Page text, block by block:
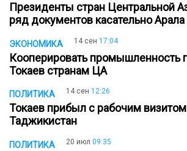
Президенты стран Центральной
ряд документов касательно Арала
ЭКОНОМИКА 14 сен 17:04
Кооперировать промышленность
Токаев странам ЦА
ПОЛИТИКА 14 сен 12:26
Токаев прибыл с рабочим
Таджикистан
ПОЛИТИКА 20 июл 09:35